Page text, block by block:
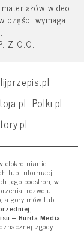
wideo
części wymaga
Z O.O.
Polki.pl
lub informacji
jego podstron, w
rozwoju,
algorytmów lub
– Burda Media
zgody